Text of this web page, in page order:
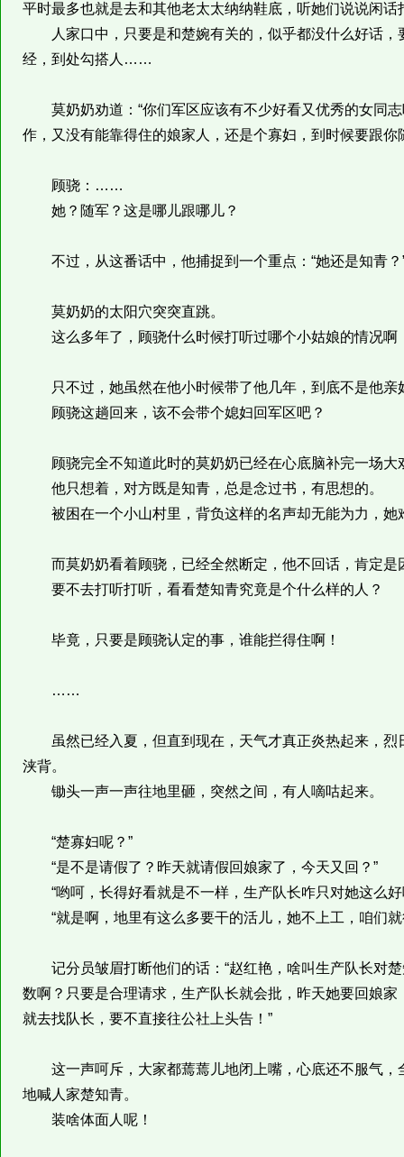
平时最多也就是去和其他老太太纳纳鞋底，听她们说说闲话
人家口中，只要是和楚婉有关的，似乎都没什么好话，
经，到处勾搭人……
莫奶奶劝道：“你们军区应该有不少好看又优秀的女同志
作，又没有能靠得住的娘家人，还是个寡妇，到时候要跟
顾骁：……
她？随军？这是哪儿跟哪儿？
不过，从这番话中，他捕捉到一个重点：“她还是知青？
莫奶奶的太阳穴突突直跳。
这么多年了，顾骁什么时候打听过哪个小姑娘的情况啊
只不过，她虽然在他小时候带了他几年，到底不是他亲
顾骁这趟回来，该不会带个媳妇回军区吧？
顾骁完全不知道此时的莫奶奶已经在心底脑补完一场大
他只想着，对方既是知青，总是念过书，有思想的。
被困在一个小山村里，背负这样的名声却无能为力，她
而莫奶奶看着顾骁，已经全然断定，他不回话，肯定是
要不去打听打听，看看楚知青究竟是个什么样的人？
毕竟，只要是顾骁认定的事，谁能拦得住啊！
……
虽然已经入夏，但直到现在，天气才真正炎热起来，烈
浃背。
锄头一声一声往地里砸，突然之间，有人嘀咕起来。
“楚寡妇呢？”
“是不是请假了？昨天就请假回娘家了，今天又回？”
“哟呵，长得好看就是不一样，生产队长咋只对她这么好
“就是啊，地里有这么多要干的活儿，她不上工，咱们就
记分员皱眉打断他们的话：“赵红艳，啥叫生产队长对楚
数啊？只要是合理请求，生产队长就会批，昨天她要回娘
就去找队长，要不直接往公社上头告！”
这一声呵斥，大家都蔫蔫儿地闭上嘴，心底还不服气，
地喊人家楚知青。
装啥体面人呢！